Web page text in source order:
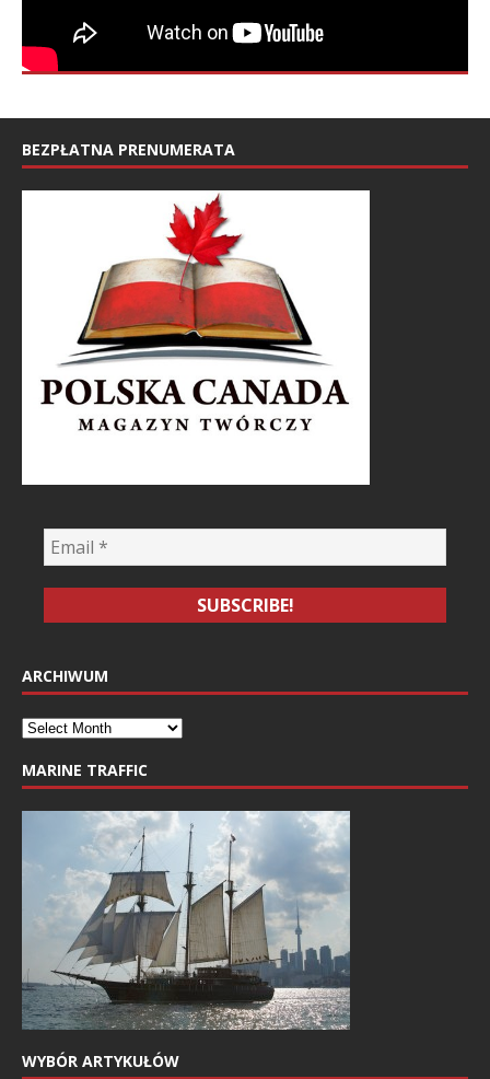
BEZPŁATNA PRENUMERATA
ARCHIWUM
MARINE TRAFFIC
WYBÓR ARTYKUŁÓW